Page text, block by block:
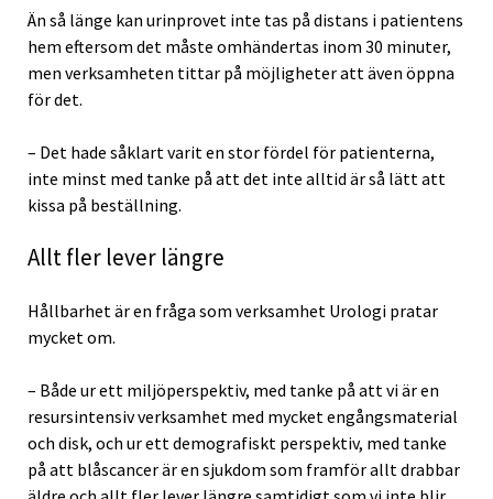
Än så länge kan urinprovet inte tas på distans i patientens
hem eftersom det måste omhändertas inom 30 minuter,
men verksamheten tittar på möjligheter att även öppna
för det.
– Det hade såklart varit en stor fördel för patienterna,
inte minst med tanke på att det inte alltid är så lätt att
kissa på beställning.
Allt fler lever längre
Hållbarhet är en fråga som verksamhet Urologi pratar
mycket om.
– Både ur ett miljöperspektiv, med tanke på att vi är en
resursintensiv verksamhet med mycket engångsmaterial
och disk, och ur ett demografiskt perspektiv, med tanke
på att blåscancer är en sjukdom som framför allt drabbar